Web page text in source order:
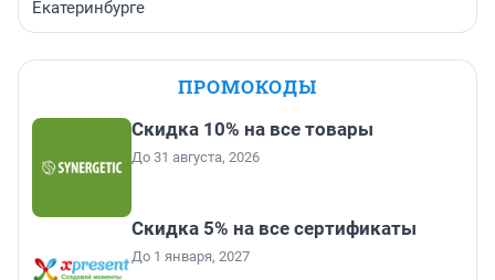
Екатеринбурге
ПРОМОКОДЫ
Скидка 10% на все товары
До 31 августа, 2026
Скидка 5% на все сертификаты
До 1 января, 2027